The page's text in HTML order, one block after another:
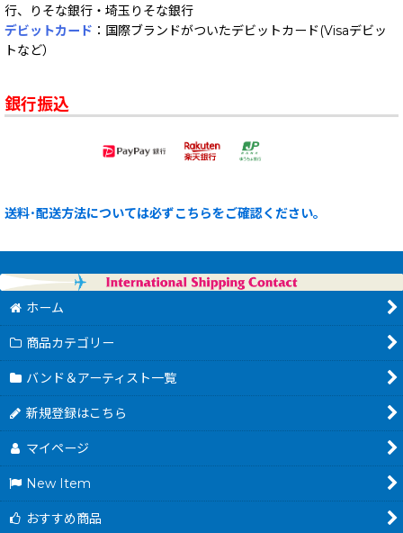
行、りそな銀行・埼玉りそな銀行
デビットカード ：国際ブランドがついたデビットカード(Visaデビッ
トなど）
銀行振込
送料･配送方法については必ずこちらをご確認ください。
ホーム
商品カテゴリー
バンド＆アーティスト一覧
新規登録はこちら
マイページ
New Item
おすすめ商品